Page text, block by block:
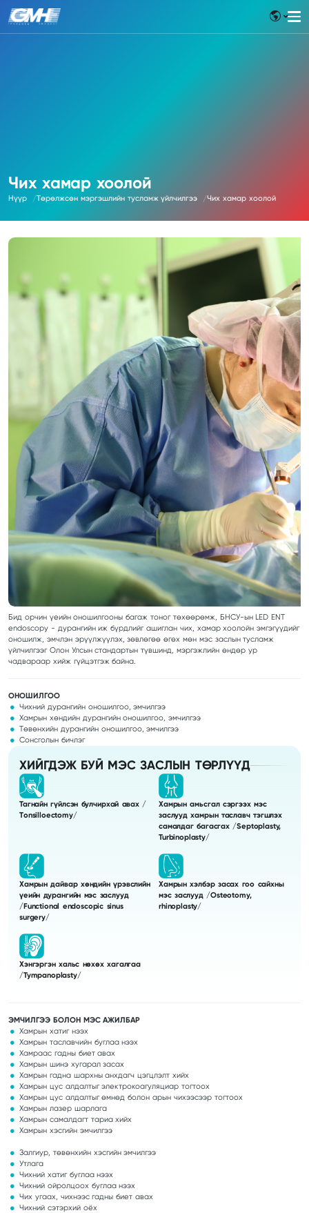
Чих хамар хоолой
Нүүр Төрөлжсөн мэргэшлийн тусламж үйлчилгээ Чих хамар хоолой
Бид орчин үеийн оношилгооны багаж тоног төхөөрөмж, БНСУ-ын LED ENT
endoscopy - дурангийн иж бүрдлийг ашиглан чих, хамар хоолойн эмгэгүүдийг
оношилж, эмчлэн эрүүлжүүлэх, зөвлөгөө өгөх мөн мэс заслын тусламж
үйлчилгээг Олон Улсын стандартын түвшинд, мэргэжлийн өндөр ур
чадвараар хийж гүйцэтгэж байна.
ОНОШИЛГОО
Чихний дурангийн оношилгоо, эмчилгээ
Хамрын хөндийн дурангийн оношилгоо, эмчилгээ
Төвөнхийн дурангийн оношилгоо, эмчилгээ
Сонсголын бичлэг
ХИЙГДЭЖ БУЙ МЭС ЗАСЛЫН ТӨРЛҮҮД
Тагнайн гүйлсэн булчирхай авах /
Тonsilloectomy/
Хамрын амьсгал сэргээх мэс
заслууд хамрын таславч тэгшлэх
самалдаг багасгах /Septoplasty,
Turbinoplasty/
Хамрын дайвар хөндийн үрэвслийн
үеийн дурангийн мэс заслууд
/Functional endoscopic sinus
surgery/
Хамрын хэлбэр засах гоо сайхны
мэс заслууд /Osteotomy,
rhinoplasty/
Хэнгэргэн хальс нөхөх хагалгаа
/Tympanoplasty/
ЭМЧИЛГЭЭ БОЛОН МЭС АЖИЛБАР
Хамрын хатиг нээх
Хамрын таславчийн буглаа нээх
Хамраас гадны биет авах
Хамрын шинэ хугарал засах
Хамрын гадна шархны анхдагч цэгцлэлт хийх
Хамрын цус алдалтыг электрокоагуляциар тогтоох
Хамрын цус алдалтыг өмнөд болон арын чихээсээр тогтоох
Хамрын лазер шарлага
Хамрын самалдагт тариа хийх
Хамрын хэсгийн эмчилгээ
Залгиур, төвөнхийн хэсгийн эмчилгээ
Утлага
Чихний хатиг буглаа нээх
Чихний ойролцоох буглаа нээх
Чих угаах, чихнээс гадны биет авах
Чихний сэтэрхий оёх